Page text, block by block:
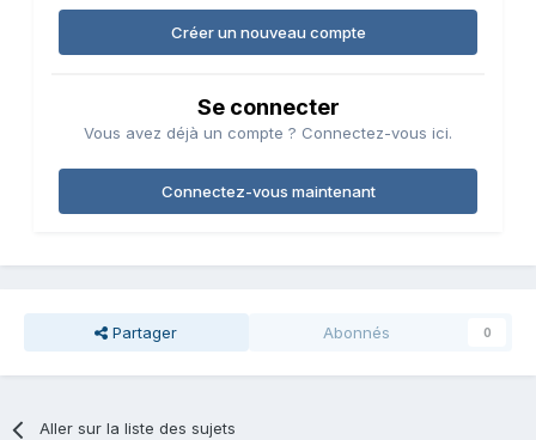
Créer un nouveau compte
Se connecter
Vous avez déjà un compte ? Connectez-vous ici.
Connectez-vous maintenant
Partager Abonnés 0
Aller sur la liste des sujets